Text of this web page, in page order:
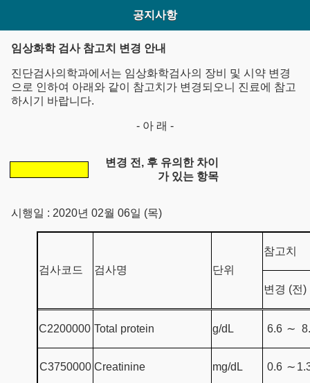
공지사항
임상화학 검사 참고치 변경 안내
진단검사의학과에서는 임상화학검사의 장비 및 시약 변경
으로 인하여 아래와 같이 참고치가 변경되오니 진료에 참고
하시기 바랍니다.
- 아 래 -
변경 전, 후 유의한 차이
가 있는 항목
시행일 : 2020년 02월 06일 (목)
검사코드 검사명 단위
참고치
변경 (전)
C2200000 Total protein g/dL 6.6 ∼
C3750000 Creatinine mg/dL 0.6 ∼